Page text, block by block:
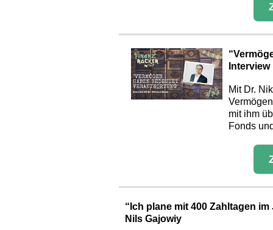
Mit Dr.
mit ihm
Fonds
“Ich plane mit 400 Zahltagen
Nils Gajowiy